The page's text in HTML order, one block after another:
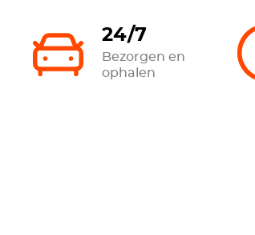
24/7
Bezorgen en
ophalen